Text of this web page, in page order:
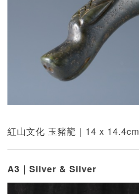
紅山文化 玉豬龍｜14 x 14.4cm
A3｜Silver & Silver